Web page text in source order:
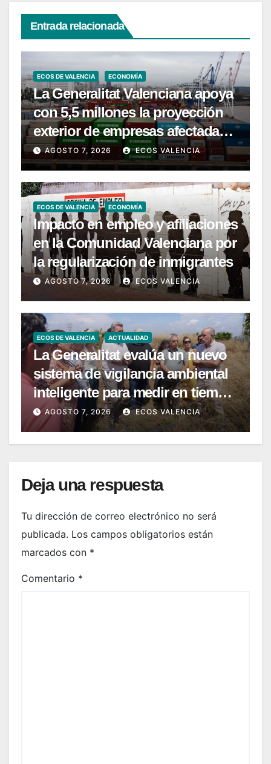
Entrada relacionada
ECOS DE VALENCIA ECONOMÍA
La Generalitat Valenciana apoya
con 5,5 millones la proyección
exterior de empresas afectadas
por la DANA
AGOSTO 7, 2026 ECOS VALENCIA
ECOS DE VALENCIA ECONOMÍA
Impacto en empleo y afiliaciones
en la Comunidad Valenciana por
la regularización de inmigrantes
AGOSTO 7, 2026 ECOS VALENCIA
ECOS DE VALENCIA ACTUALIDAD
La Generalitat evalúa un nuevo
sistema de vigilancia ambiental
inteligente para medir en tiempo
real la calidad del agua de las
playas de la Comunitat
Valenciana
AGOSTO 7, 2026 ECOS VALENCIA
Deja una respuesta
Tu dirección de correo electrónico no será
publicada. Los campos obligatorios están
marcados con *
Comentario *